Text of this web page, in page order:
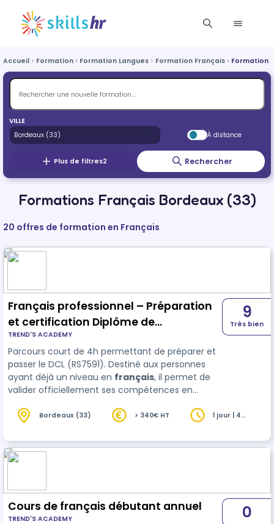
Accueil Formation Formation Langues Formation Français Formation
VILLE
À distance
Plus de filtres2 Rechercher
Formations Français Bordeaux (33)
20 offres de formation en Français
Français professionnel – Préparation
et certification Diplôme de
Compétence en Langue (DCL) –
RS7591 (4h)
TREND'S ACADEMY
Parcours court de 4h permettant de préparer et
passer le DCL (RS7591). Destiné aux personnes
ayant déjà un niveau en français, il permet de
valider officiellement ses compétences en
9
Très bien
Bordeaux (33) > 340€ HT
1 jour | 4
Cours de français débutant annuel
TREND'S ACADEMY 0